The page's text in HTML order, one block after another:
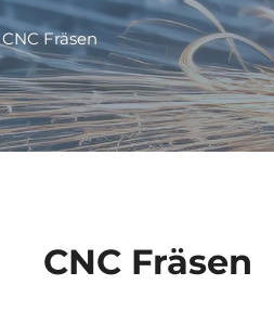
CNC Fräsen
CNC Fräsen